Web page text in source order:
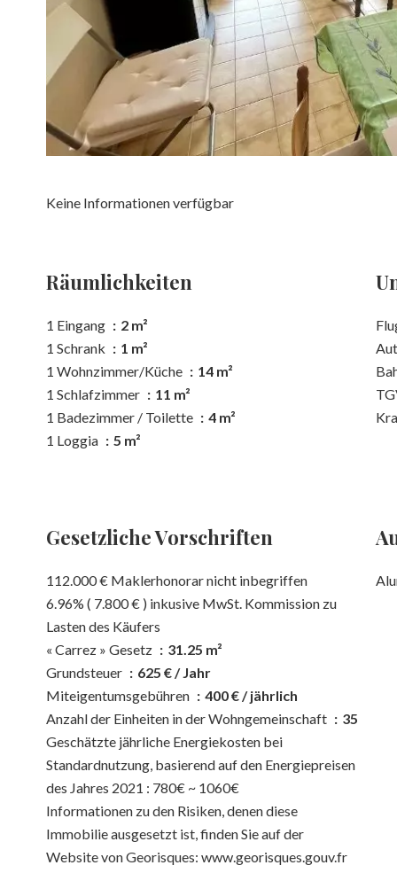
Keine Informationen verfügbar
Räumlichkeiten
1 Eingang
2 m²
1 Schrank
1 m²
1 Wohnzimmer/Küche
14 m²
1 Schlafzimmer
11 m²
1 Badezimmer / Toilette
4 m²
1 Loggia
5 m²
Gesetzliche Vorschriften
112.000 € Maklerhonorar nicht inbegriffen
6.96% ( 7.800 € ) inkusive MwSt. Kommission zu
Lasten des Käufers
« Carrez » Gesetz
31.25 m²
Grundsteuer
625 € / Jahr
Miteigentumsgebühren
400 € / jährlich
Anzahl der Einheiten in der Wohngemeinschaft
35
Geschätzte jährliche Energiekosten bei
Standardnutzung, basierend auf den Energiepreisen
des Jahres 2021 : 780€ ~ 1060€
Informationen zu den Risiken, denen diese
Immobilie ausgesetzt ist, finden Sie auf der
Website von Georisques: www.georisques.gouv.fr